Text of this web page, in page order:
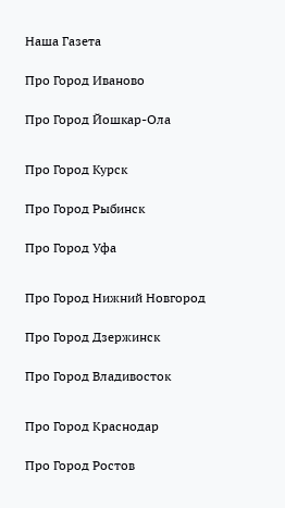
Наша Газета
Про Город Иваново
Про Город Йошкар-Ола
Про Город Курск
Про Город Рыбинск
Про Город Уфа
Про Город Нижний Новгород
Про Город Дзержинск
Про Город Владивосток
Про Город Краснодар
Про Город Ростов